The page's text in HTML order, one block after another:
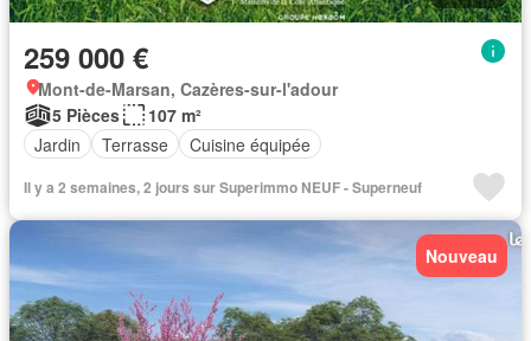
259 000 €
Mont-de-Marsan, Cazères-sur-l'adour
5 Pièces
107 m²
Jardin
Terrasse Cuisine équipée
Il y a 2 semaines, 2 jours sur Superimmo NEUF - Superneuf
Nouveau